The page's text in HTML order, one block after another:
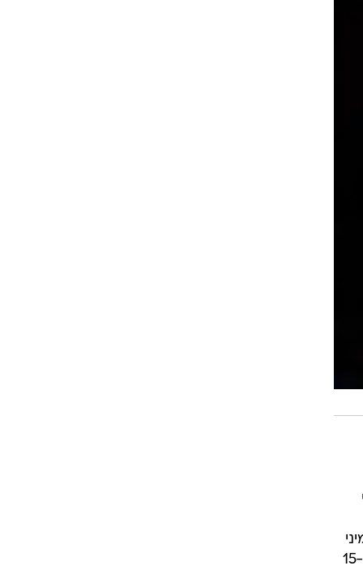
במזרח העלוב והצליחה אפילו להשתפר בתקופה בה קמבה ווקר היה פצוע. החתולות ניצחו 8 מ-15